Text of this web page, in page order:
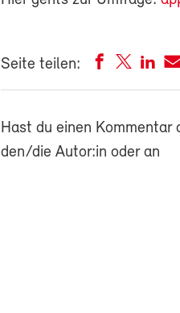
Seite teilen:
Hast du einen Kommentar
den/die Autor:in oder an